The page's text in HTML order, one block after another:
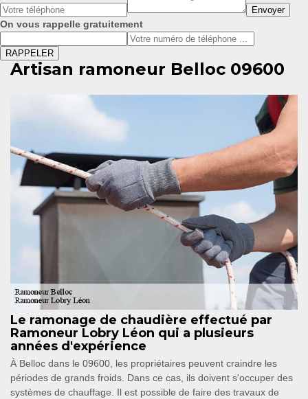
On vous rappelle gratuitement
Artisan ramoneur Belloc 09600
Le ramonage de chaudière effectué par
Ramoneur Lobry Léon qui a plusieurs
années d'expérience
À Belloc dans le 09600, les propriétaires peuvent craindre les
périodes de grands froids. Dans ce cas, ils doivent s'occuper des
systèmes de chauffage. Il est possible de faire des travaux de